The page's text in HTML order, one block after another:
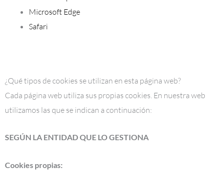
Microsoft Edge
Safari
¿Qué tipos de cookies se utilizan en esta página web?
Cada página web utiliza sus propias cookies. En nuestra web
utilizamos las que se indican a continuación:
SEGÚN LA ENTIDAD QUE LO GESTIONA
Cookies propias: